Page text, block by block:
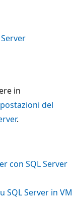
in
del
.
con SQL Server
SQL Server in VM